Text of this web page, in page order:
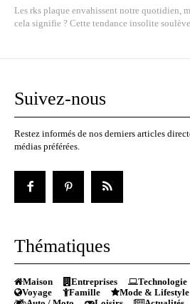
Les rks plaque envahissent notre quotidien,
cela signifie ? Cette tendance insolite
Suivez-nous
Restez informés de nos derniers articles
médias préférées.
Thématiques
Maison Entreprises Technologie
Voyage
Famille Mode & Lifestyle